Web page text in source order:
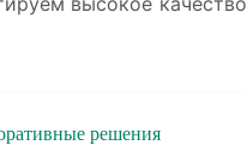
решения